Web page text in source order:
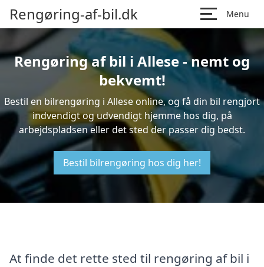
Rengøring-af-bil.dk Menu
Rengøring af bil i Allese - nemt og
bekvemt!
Bestil en bilrengøring i Allese online, og få din bil rengjort
indvendigt og udvendigt hjemme hos dig, på
arbejdspladsen eller det sted der passer dig bedst.
Bestil bilrengøring hos dig her!
At finde det rette sted til rengøring af bil i